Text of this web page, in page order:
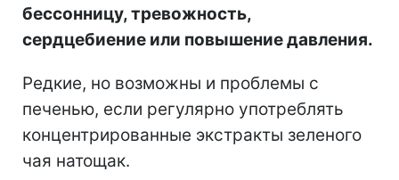
бессонницу, тревожность,
сердцебиение или повышение давления.
Редкие, но возможны и проблемы с
печенью, если регулярно употреблять
концентрированные экстракты зеленого
чая натощак.